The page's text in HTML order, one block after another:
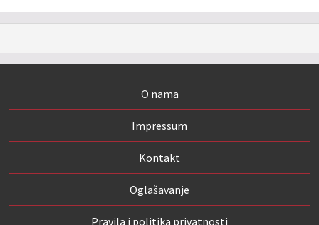
O nama
Impressum
Kontakt
Oglašavanje
Pravila i politika privatnosti